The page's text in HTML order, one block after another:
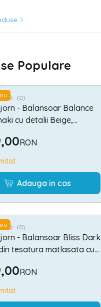
Populare
(0)
- Balansoar Balance
cu detalii Beige,
RON
Adauga in cos
(0)
- Balansoar Bliss Dark
tesatura matlasata cu
RON